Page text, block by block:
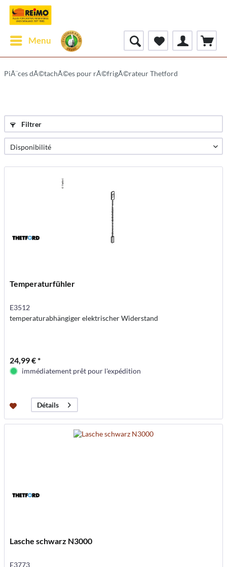
Menu
PiÃ¨ces dÃ©tachÃ©es pour rÃ©frigÃ©rateur Thetford
Filtrer
Temperaturfühler
E3512
temperaturabhängiger elektrischer Widerstand
24,99 € *
immédiatement prêt pour l'expédition
Détails
Lasche schwarz N3000
E3773